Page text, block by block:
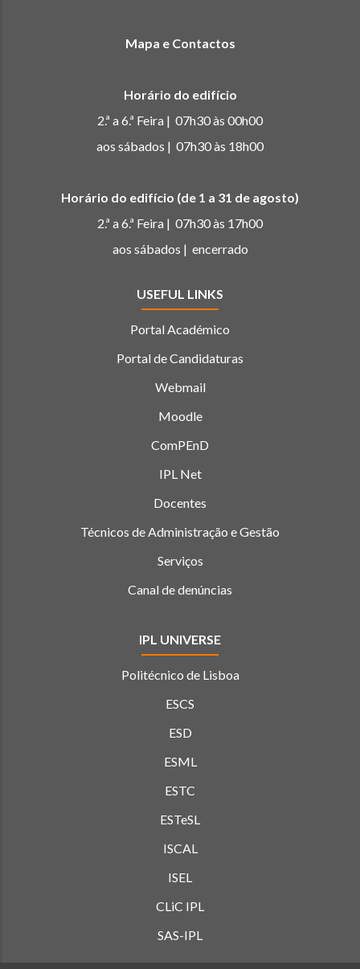
Mapa e Contactos
Horário do edifício
2.ª a 6.ª Feira | 07h30 às 00h00
aos sábados | 07h30 às 18h00
Horário do edifício (de 1 a 31 de agosto)
2.ª a 6.ª Feira | 07h30 às 17h00
aos sábados | encerrado
USEFUL LINKS
Portal Académico
Portal de Candidaturas
Webmail
Moodle
ComPEnD
IPL Net
Docentes
Técnicos de Administração e Gestão
Serviços
Canal de denúncias
IPL UNIVERSE
Politécnico de Lisboa
ESCS
ESD
ESML
ESTC
ESTeSL
ISCAL
ISEL
CLiC IPL
SAS-IPL